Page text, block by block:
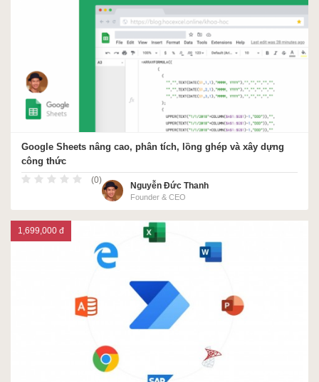
Google Sheets nâng cao, phân tích, lồng ghép và xây dựng
công thức
(0)
Nguyễn Đức Thanh
Founder & CEO
1,699,000 đ